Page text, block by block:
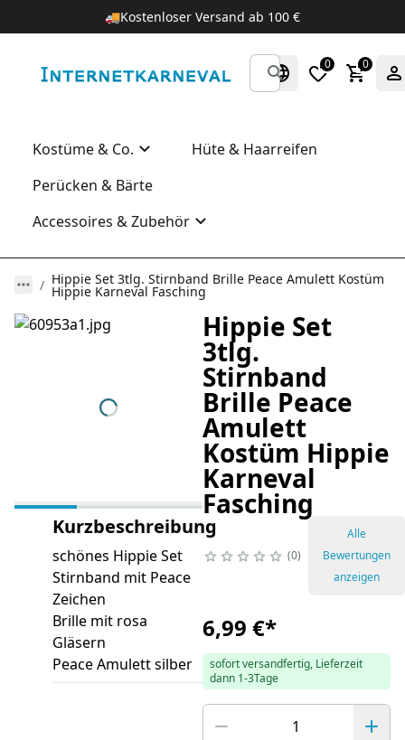
🚚Kostenloser Versand ab 100 €
0 0
Kostüme & Co.
Hüte & Haarreifen
Perücken & Bärte
Accessoires & Zubehör
Hippie Set 3tlg. Stirnband Brille Peace Amulett Kostüm
Hippie Karneval Fasching
Kurzbeschreibung
schönes Hippie Set
Stirnband mit Peace
Zeichen
Brille mit rosa
Gläsern
Peace Amulett silber
Hippie Set
3tlg.
Stirnband
Brille Peace
Amulett
Kostüm Hippie
Karneval
Fasching
0
Alle
Bewertungen
anzeigen
6,99 €*
sofort versandfertig, Lieferzeit
dann 1-3Tage